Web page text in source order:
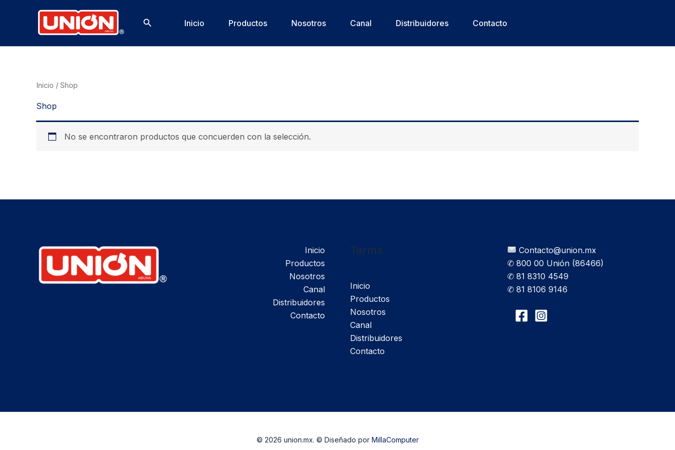
Buscar Inicio Productos Nosotros Canal Distribuidores Contacto
Inicio / Shop
Shop
No se encontraron productos que concuerden con la selección.
Inicio
Productos
Nosotros
Canal
Distribuidores
Contacto
Terms
Inicio
Productos
Nosotros
Canal
Distribuidores
Contacto
Contacto@union.mx
✆ 800 00 Unión (86466)
✆ 81 8310 4549
✆ 81 8106 9146
© 2026 union.mx. © Diseñado por MillaComputer